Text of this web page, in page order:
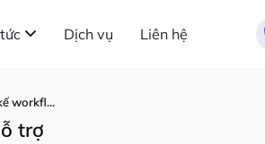
Dịch vụ Liên hệ
workfl...
trợ